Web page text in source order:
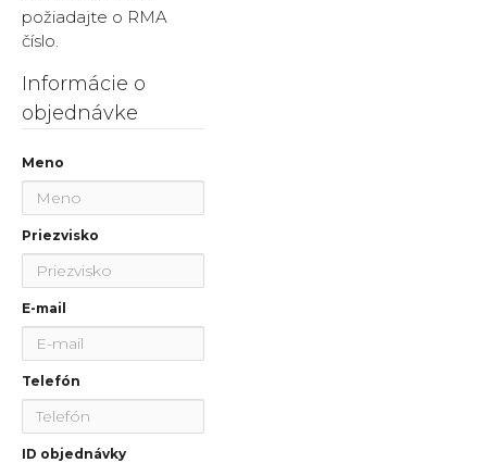
požiadajte o RMA
číslo.
Informácie o
objednávke
Meno
Priezvisko
E-mail
Telefón
ID objednávky